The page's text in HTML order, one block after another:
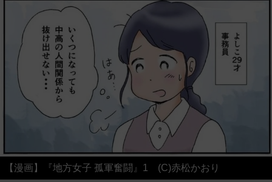
【漫画】『地方女子 孤軍奮闘』1 (C)赤松かおり